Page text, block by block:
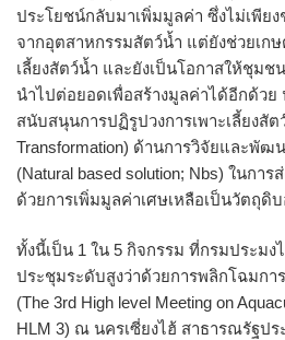
ประโยชน์กลับมาเพิ่มมูลค่า ซึ่งไม่เพีย
จากอุตสาหกรรมสัตว์น้ำ แต่ยังช่วยเก
เลี้ยงสัตว์น้ำ และยังเป็นโอกาสให้ชุม
นำไปต่อยอดเพื่อสร้างมูลค่าได้อีกด้วย
สนับสนุนการปฏิรูปวงการเพาะเลี้ยงสัต
Transformation) ด้านการวิจัยและพัฒ
(Natural based solution; Nbs) ในการ
ด้วยการเพิ่มมูลค่าเศษเหลือเป็นวัตถุดิ
ทั้งนี้เป็น 1 ใน 5 กิจกรรม ที่กรมประมง
ประชุมระดับสูงว่าด้วยการพลิกโฉมกา
(The 3rd High level Meeting on
HLM 3) ณ นครเซี่ยงไฮ้ สาธารณรัฐป